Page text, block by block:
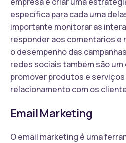
específica para cada uma
importante monitorar as
responder aos comentários e
o desempenho das
redes sociais também são um
promover produtos e
relacionamento com os
Email Marketing
O email marketing é uma